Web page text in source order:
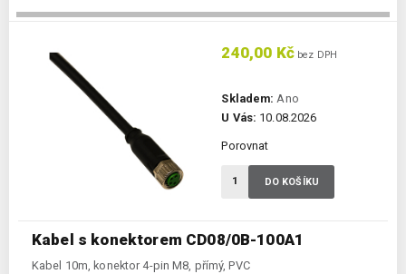
Kabel s konektorem CD08/0B-100A1
Kabel 10m, konektor 4-pin M8, přímý, PVC
240,00 Kč bez DPH
Skladem: Ano
U Vás: 10.08.2026
Porovnat
DO KOŠÍKU